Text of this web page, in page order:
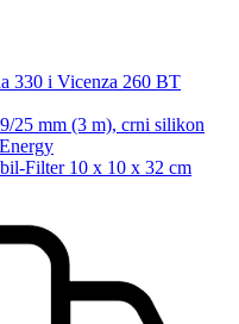
330 i Vicenza 260 BT
25 mm (3 m), crni silikon
Filter 10 x 10 x 32 cm